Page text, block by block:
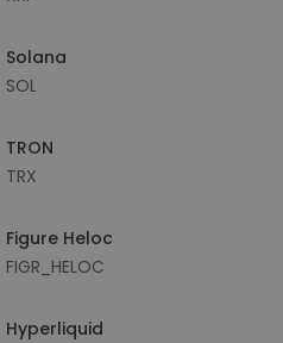
Solana
SOL
TRON
TRX
Figure Heloc
FIGR_HELOC
Hyperliquid